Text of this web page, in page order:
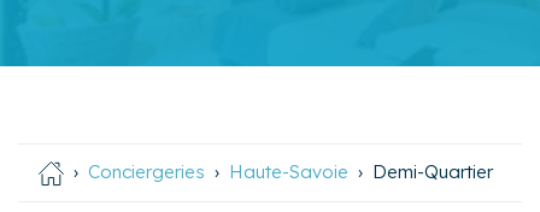
Conciergeries Haute-Savoie Demi-Quartier